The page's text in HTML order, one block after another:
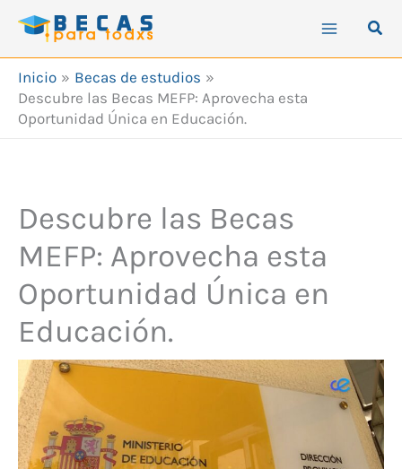
Inicio
Becas de estudios
Descubre las Becas MEFP: Aprovecha esta
Oportunidad Única en Educación.
Descubre las Becas
MEFP: Aprovecha esta
Oportunidad Única en
Educación.